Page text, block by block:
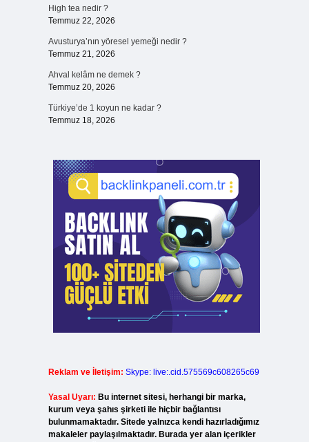
High tea nedir ?
Temmuz 22, 2026
Avusturya’nın yöresel yemeği nedir ?
Temmuz 21, 2026
Ahval kelâm ne demek ?
Temmuz 20, 2026
Türkiye’de 1 koyun ne kadar ?
Temmuz 18, 2026
Reklam ve İletişim: Skype: live:.cid.575569c608265c69
Yasal Uyarı: Bu internet sitesi, herhangi bir marka,
kurum veya şahıs şirketi ile hiçbir bağlantısı
bulunmamaktadır. Sitede yalnızca kendi hazırladığımız
makaleler paylaşılmaktadır. Burada yer alan içerikler